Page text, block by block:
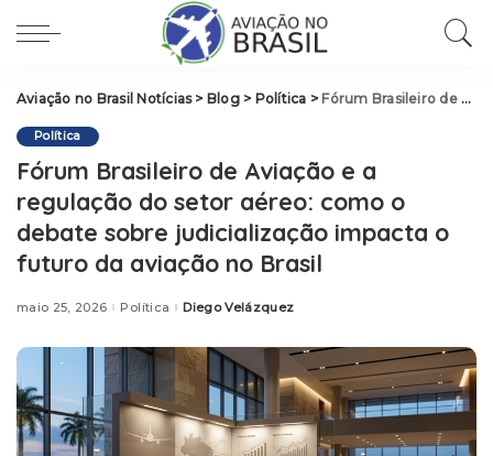
Aviação no Brasil Notícias> Blog> Política > Fórum Brasileiro de Aviação e a regulação do setor aéreo: como o debate sobre judicialização impacta o futuro da aviação no Brasil
Política
Fórum Brasileiro de Aviação e a
regulação do setor aéreo: como o
debate sobre judicialização impacta o
futuro da aviação no Brasil
maio 25, 2026 Política Posted
Diego Velázquez